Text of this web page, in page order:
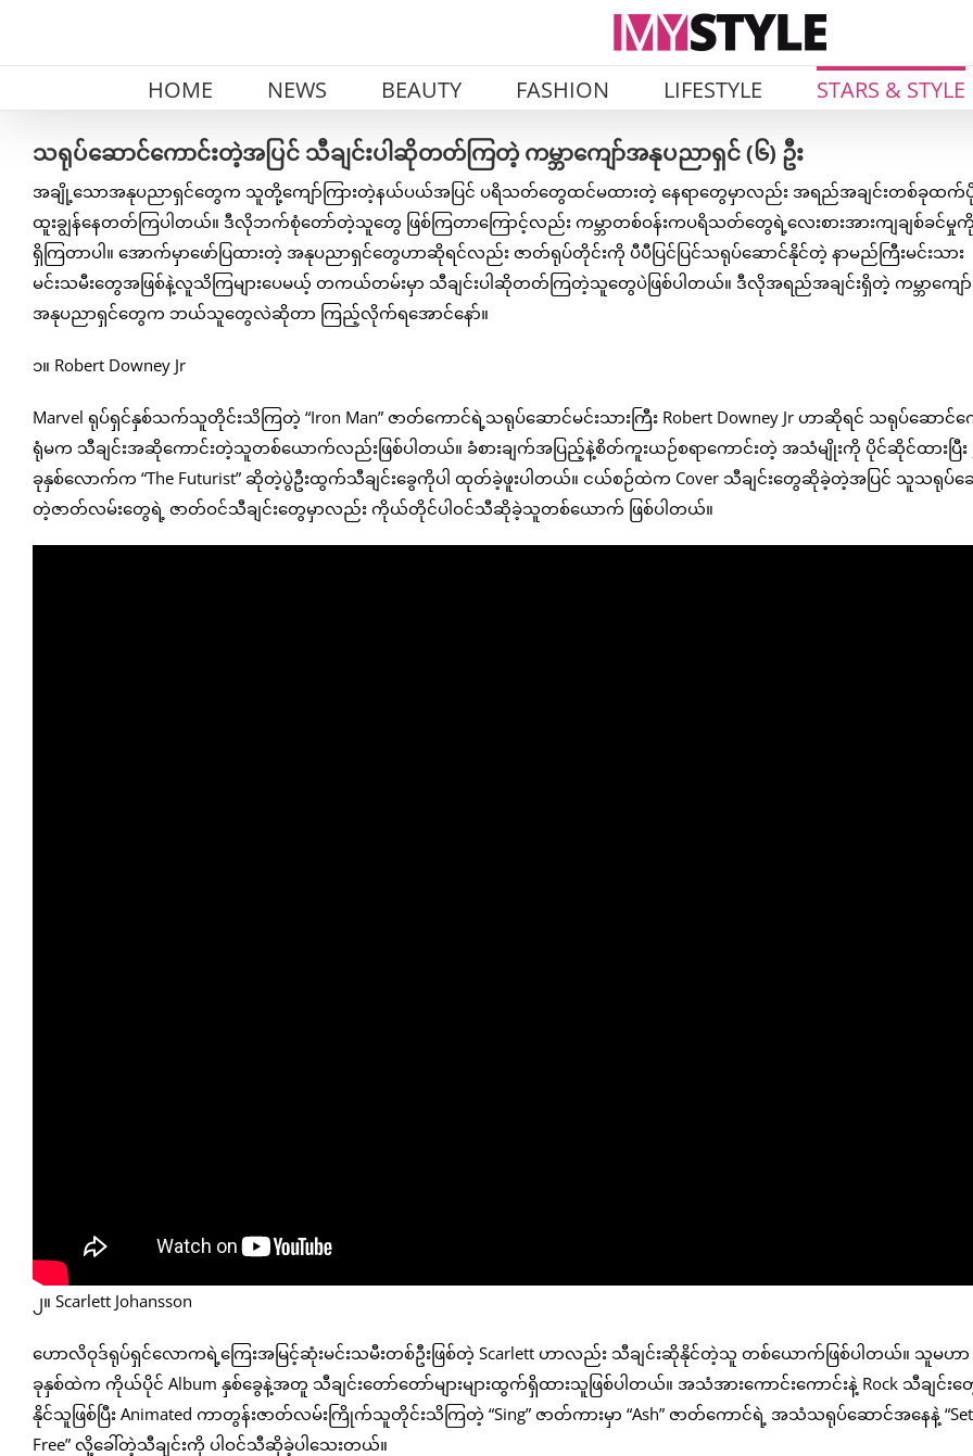
HOME NEWS BEAUTY FASHION LIFESTYLE STARS & STYLE
သရုပ်ဆောင်ကောင်းတဲ့အပြင် သီချင်းပါဆိုတတ်ကြတဲ့ ကမ္ဘာကျော်အနုပညာရှင် (၆) ဦး
အချို့သောအနုပညာရှင်တွေက သူတို့ကျော်ကြားတဲ့နယ်ပယ်အပြင် ပရိသတ်တွေထင်မထားတဲ့ နေရာတွေမှာလည်း အရည်အချင်းတစ်ခုထက်
ထူးချွန်နေတတ်ကြပါတယ်။ ဒီလိုဘက်စုံတော်တဲ့သူတွေ ဖြစ်ကြတာကြောင့်လည်း ကမ္ဘာတစ်ဝန်းကပရိသတ်တွေရဲ့လေးစားအားကျချစ်ခင်မှု
ရှိကြတာပါ။ အောက်မှာဖော်ပြထားတဲ့ အနုပညာရှင်တွေဟာဆိုရင်လည်း ဇာတ်ရုပ်တိုင်းကို ပီပီပြင်ပြင်သရုပ်ဆောင်နိုင်တဲ့ နာမည်ကြီးမင်းသား
မင်းသမီးတွေအဖြစ်နဲ့လူသိကြများပေမယ့် တကယ်တမ်းမှာ သီချင်းပါဆိုတတ်ကြတဲ့သူတွေပဲဖြစ်ပါတယ်။ ဒီလိုအရည်အချင်းရှိတဲ့ ကမ္ဘာကျော်
အနုပညာရှင်တွေက ဘယ်သူတွေလဲဆိုတာ ကြည့်လိုက်ရအောင်နော်။
၁။ Robert Downey Jr
Marvel ရုပ်ရှင်နှစ်သက်သူတိုင်းသိကြတဲ့ “Iron Man” ဇာတ်ကောင်ရဲ့သရုပ်ဆောင်မင်းသားကြီး Robert Downey Jr ဟာဆိုရင် သရုပ်ဆောင်က
ရုံမက သီချင်းအဆိုကောင်းတဲ့သူတစ်ယောက်လည်းဖြစ်ပါတယ်။ ခံစားချက်အပြည့်နဲ့စိတ်ကူးယဉ်စရာကောင်းတဲ့ အသံမျိုးကို ပိုင်ဆိုင်ထားပြီး
ခုနှစ်လောက်က “The Futurist” ဆိုတဲ့ပွဲဦးထွက်သီချင်းခွေကိုပါ ထုတ်ခဲ့ဖူးပါတယ်။ ငယ်စဉ်ထဲက Cover သီချင်းတွေဆိုခဲ့တဲ့အပြင် သူသရုပ်ဆ
တဲ့ဇာတ်လမ်းတွေရဲ့ ဇာတ်ဝင်သီချင်းတွေမှာလည်း ကိုယ်တိုင်ပါဝင်သီဆိုခဲ့သူတစ်ယောက် ဖြစ်ပါတယ်။
၂။ Scarlett Johansson
ဟောလိဝုဒ်ရုပ်ရှင်လောကရဲ့ကြေးအမြင့်ဆုံးမင်းသမီးတစ်ဦးဖြစ်တဲ့ Scarlett ဟာလည်း သီချင်းဆိုနိုင်တဲ့သူ တစ်ယောက်ဖြစ်ပါတယ်။ သူမဟာ
ခုနှစ်ထဲက ကိုယ်ပိုင် Album နှစ်ခွေနဲ့အတူ သီချင်းတော်တော်များများထွက်ရှိထားသူဖြစ်ပါတယ်။ အသံအားကောင်းကောင်းနဲ့ Rock သီချင်
နိုင်သူဖြစ်ပြီး Animated ကာတွန်းဇာတ်လမ်းကြိုက်သူတိုင်းသိကြတဲ့ “Sing” ဇာတ်ကားမှာ “Ash” ဇာတ်ကောင်ရဲ့ အသံသရုပ်ဆောင်အနေနဲ့ “Set
Free” လို့ခေါ်တဲ့သီချင်းကို ပါဝင်သီဆိုခဲ့ပါသေးတယ်။